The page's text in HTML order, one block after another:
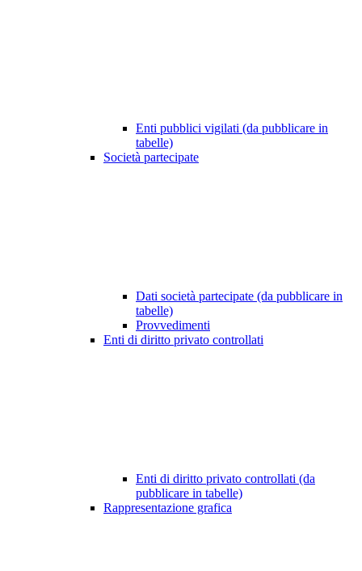
Enti pubblici vigilati (da pubblicare in
tabelle)
Società partecipate
Dati società partecipate (da pubblicare in
tabelle)
Provvedimenti
Enti di diritto privato controllati
Enti di diritto privato controllati (da
pubblicare in tabelle)
Rappresentazione grafica